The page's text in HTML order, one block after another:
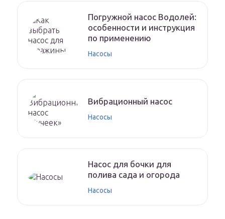
Погружной насос Водолей:
особенности и инструкция
по применению
Насосы
Вибрационный насос
Насосы
Насос для бочки для
полива сада и огорода
Насосы